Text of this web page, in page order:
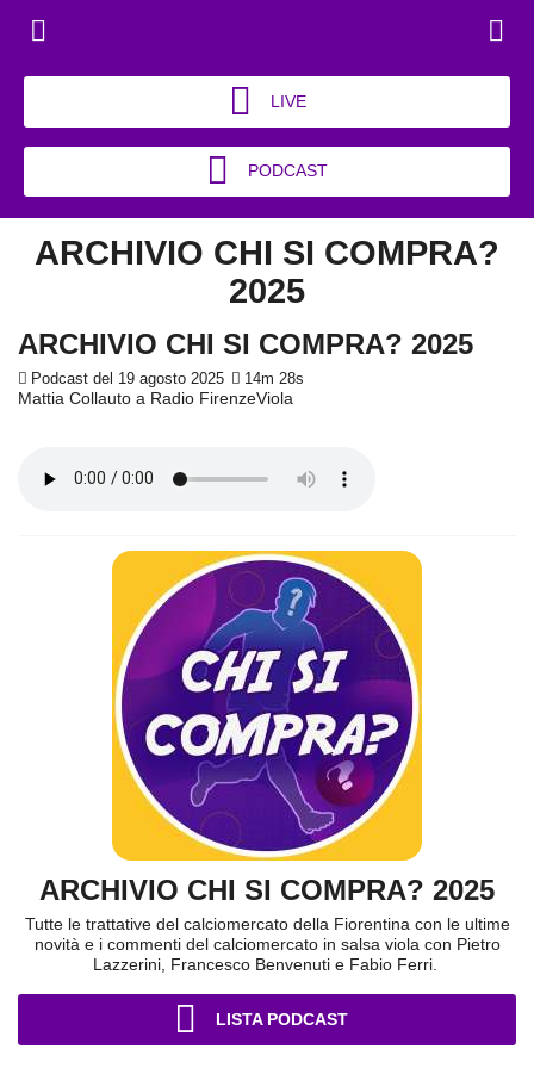
LIVE
PODCAST
ARCHIVIO CHI SI COMPRA?
2025
ARCHIVIO CHI SI COMPRA? 2025
Podcast del 19 agosto 2025 14m 28s
Mattia Collauto a Radio FirenzeViola
ARCHIVIO CHI SI COMPRA? 2025
Tutte le trattative del calciomercato della Fiorentina con le ultime
novità e i commenti del calciomercato in salsa viola con Pietro
Lazzerini, Francesco Benvenuti e Fabio Ferri.
LISTA PODCAST